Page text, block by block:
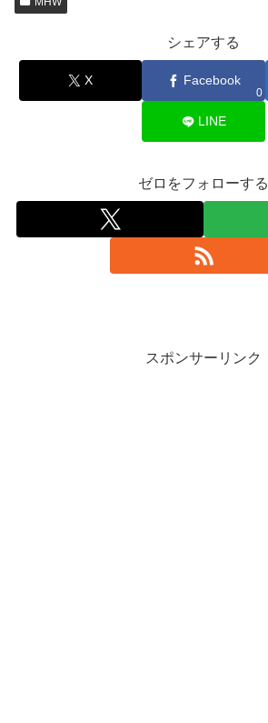
シェアする
X Facebook
0
LINE
ゼロをフォローする
スポンサーリンク